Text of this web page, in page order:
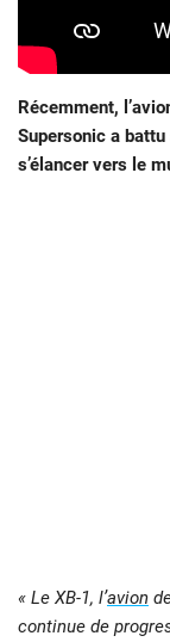
Récemment,
Supersonic a
s’élancer vers le
« Le XB-1, l’avion
continue de